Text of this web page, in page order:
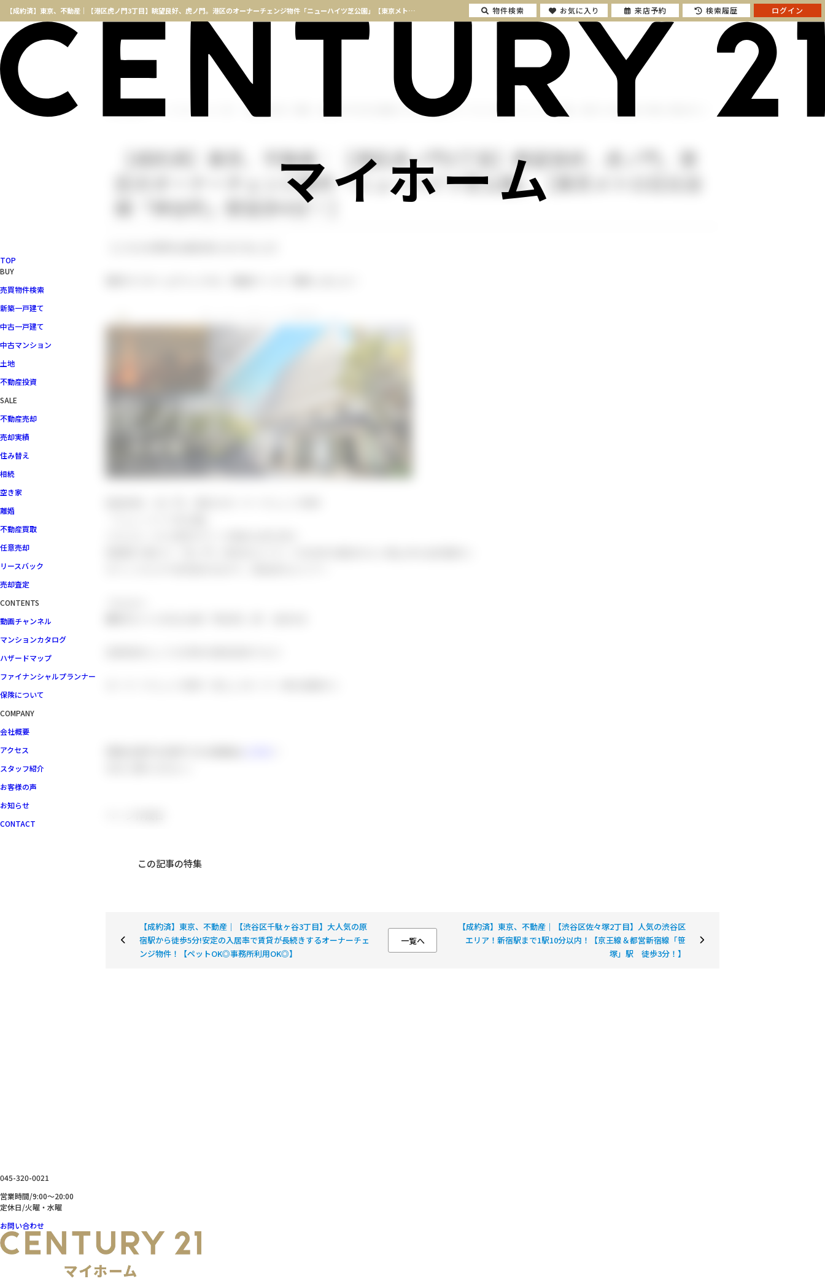
【成約済】東京、不動産｜【港区虎ノ門3丁目】眺望良好、虎ノ門。港区のオーナーチェンジ物件「ニューハイツ芝公園」【東京メトロ日比谷線「神谷町」駅徒歩4分！】 | 横浜の不動産はセンチュリー21マイホーム
マイホーム
TOP
BUY
売買物件検索
新築一戸建て
中古一戸建て
中古マンション
土地
不動産投資
SALE
不動産売却
売却実績
住み替え
相続
空き家
離婚
不動産買取
任意売却
リースバック
売却査定
CONTENTS
動画チャンネル
マンションカタログ
ハザードマップ
ファイナンシャルプランナー
保険について
COMPANY
会社概要
アクセス
スタッフ紹介
お客様の声
お知らせ
CONTACT
インフォメーション一覧 【成約済】東京、不動産｜【港区虎ノ門3丁目】眺望良好、虎ノ門。港区のオーナーチェンジ物件「ニューハイツ芝公園」【東京メトロ日比谷線「神谷町」駅徒歩4分！】
【成約済】東京、不動産｜【港区虎ノ門3丁目】眺望良好、虎ノ門。港
区のオーナーチェンジ物件「ニューハイツ芝公園」【東京メトロ日比谷
線「神谷町」駅徒歩4分！】
この記事の特集
【成約済】東京、不動産｜【渋谷区千駄ヶ谷3丁目】大人気の原
宿駅から徒歩5分!安定の入居率で賃貸が長続きするオーナーチェ
ンジ物件！【ペットOK◎事務所利用OK◎】
一覧へ
【成約済】東京、不動産｜【渋谷区佐々塚2丁目】人気の渋谷区
エリア！新宿駅まで1駅10分以内！【京王線＆都営新宿線「笹
塚」駅 徒歩3分！】
045-320-0021
営業時間/9:00～20:00
定休日/火曜・水曜
お問い合わせ
物件検索 お気に入り 来店予約 検索履歴 ログイン